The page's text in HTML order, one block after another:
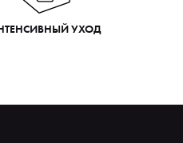
УХОД